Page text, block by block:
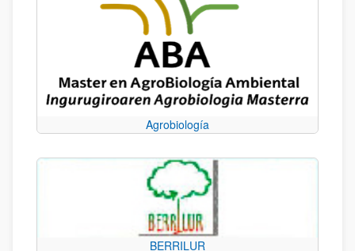
Agrobiología
BERRILUR